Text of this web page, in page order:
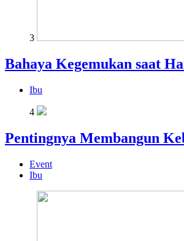
3
Bahaya Kegemukan saat
Ibu
4
Pentingnya Membangun
Event
Ibu